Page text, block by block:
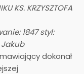
KS. KRZYSZTOFA
1847 styl:
dokonał